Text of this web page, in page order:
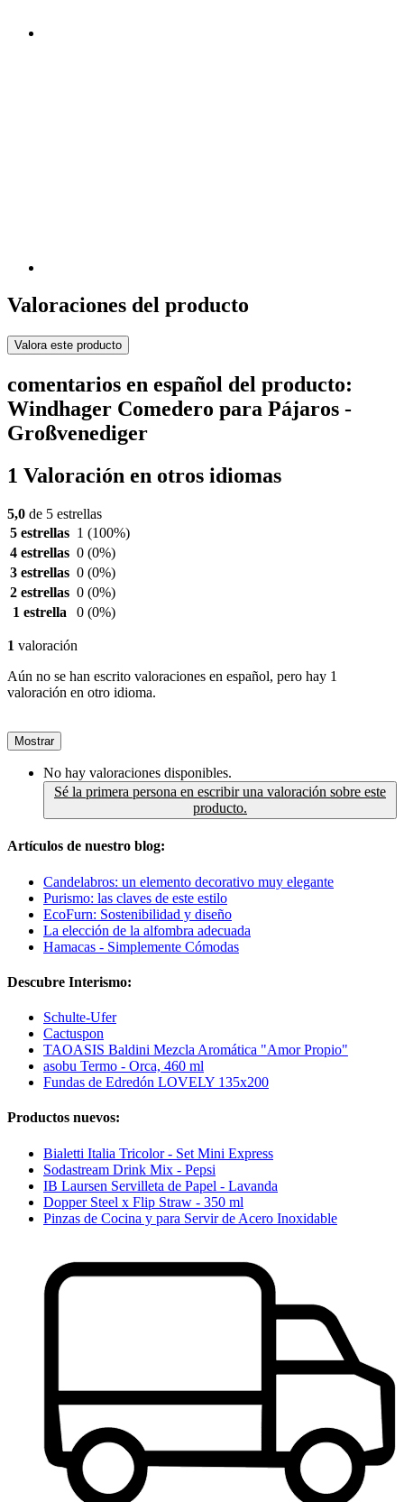
Valoraciones del producto
Valora este producto
comentarios en español del producto:
Windhager Comedero para Pájaros -
Großvenediger
1 Valoración en otros idiomas
5,0 de 5 estrellas
5 estrellas 1 (100%)
4 estrellas 0 (0%)
3 estrellas 0 (0%)
2 estrellas 0 (0%)
1 estrella
0 (0%)
1 valoración
Aún no se han escrito valoraciones en español, pero hay 1
valoración en otro idioma.
Mostrar
No hay valoraciones disponibles.
Sé la primera persona en escribir una valoración sobre este
producto.
Artículos de nuestro blog:
Candelabros: un elemento decorativo muy elegante
Purismo: las claves de este estilo
EcoFurn: Sostenibilidad y diseño
La elección de la alfombra adecuada
Hamacas - Simplemente Cómodas
Descubre Interismo:
Schulte-Ufer
Cactuspon
TAOASIS Baldini Mezcla Aromática "Amor Propio"
asobu Termo - Orca, 460 ml
Fundas de Edredón LOVELY 135x200
Productos nuevos:
Bialetti Italia Tricolor - Set Mini Express
Sodastream Drink Mix - Pepsi
IB Laursen Servilleta de Papel - Lavanda
Dopper Steel x Flip Straw - 350 ml
Pinzas de Cocina y para Servir de Acero Inoxidable